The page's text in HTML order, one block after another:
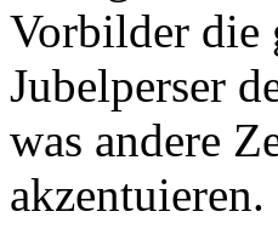
Vorbilder die
Jubelperser
was andere
akzentuieren.